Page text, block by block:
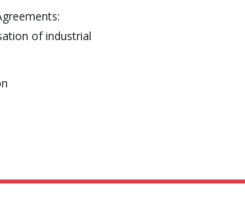
of industrial